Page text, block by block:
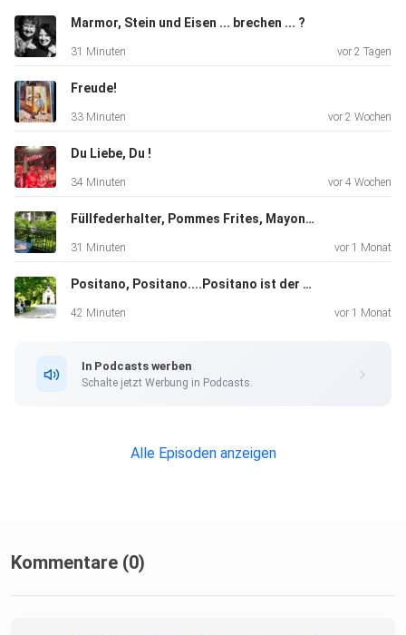
Marmor, Stein und Eisen ... brechen ... ?
31 Minuten vor 2 Tagen
Freude!
33 Minuten vor 2 Wochen
Du Liebe, Du !
34 Minuten vor 4 Wochen
Füllfederhalter, Pommes Frites, Mayonnaise und ein bißchen Erdengram
31 Minuten vor 1 Monat
Positano, Positano....Positano ist der schönste Ort der Welt!
42 Minuten vor 1 Monat
In Podcasts werben
Schalte jetzt Werbung in Podcasts.
Alle Episoden anzeigen
Kommentare (0)